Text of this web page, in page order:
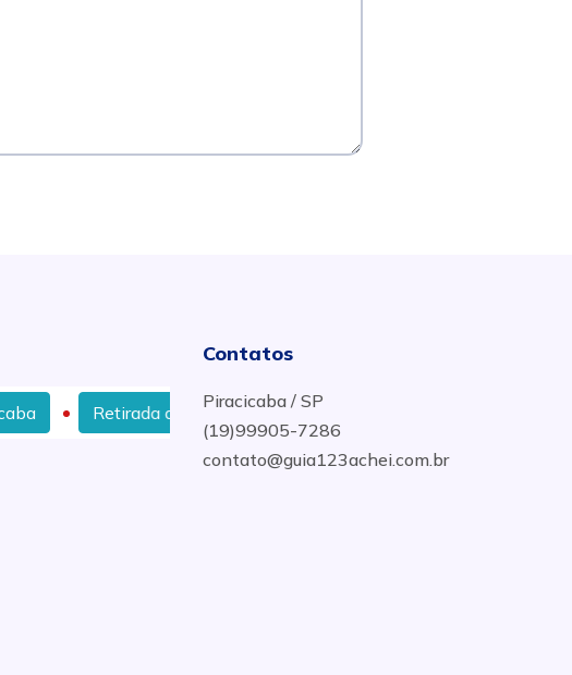
Retirada de Sucata Oxicorte em Piracicaba
Contatos
Piracicaba / SP
(19)99905-7286
contato@guia123achei.com.br